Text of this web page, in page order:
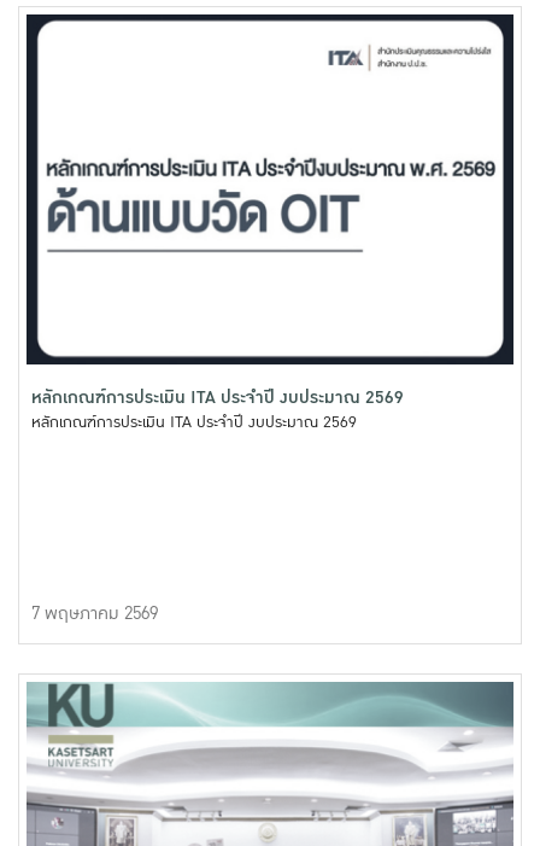
หลักเกณฑ์การประเมิน ITA ประจำปี งบประมาณ 2569
หลักเกณฑ์การประเมิน ITA ประจำปี งบประมาณ 2569
7 พฤษภาคม 2569